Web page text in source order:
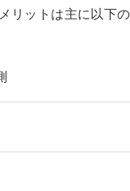
リットは主に以下の